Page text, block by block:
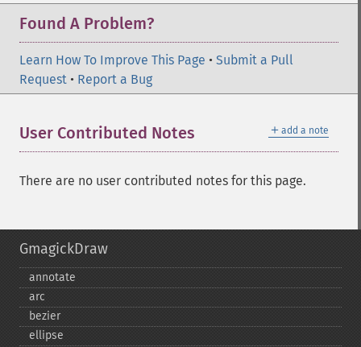
Found A Problem?
Learn How To Improve This Page • Submit a Pull
Request • Report a Bug
＋ add a note
User Contributed Notes
There are no user contributed notes for this page.
GmagickDraw
annotate
arc
bezier
ellipse